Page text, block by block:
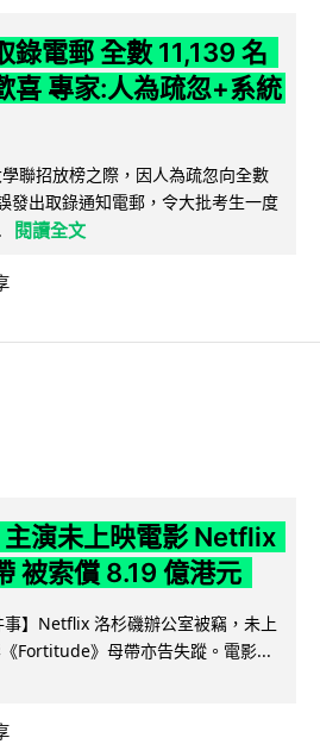
錄電郵 全數 11,139 名
喜 專家:人為疏忽+系統
聯招放榜之際，因人為疏忽向全數
發出取錄通知電郵，令大批考生一度
閱讀全文
演未上映電影 Netflix
被索償 8.19 億港元
事】Netflix 洛杉磯辦公室被竊，未上
Fortitude》母帶亦告失蹤。電影...